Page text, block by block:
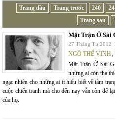
Trang đầu Trang trước 240
Trang sau
Mặt Trận Ở Sài
27 Tháng Tư 2012
NGÔ THẾ VINH,
Mặt Trận Ở Sài
những ai còn tha
ngạc nhiên cho những ai ít hiểu biết về tâm
cuộc chiến tranh mà cho đến nay vẫn còn để
của họ.